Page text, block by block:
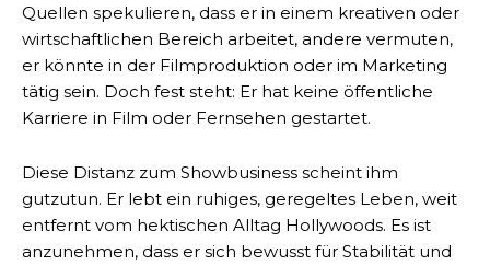
Quellen spekulieren, dass er in einem kreativen oder
wirtschaftlichen Bereich arbeitet, andere vermuten,
er könnte in der Filmproduktion oder im Marketing
tätig sein. Doch fest steht: Er hat keine öffentliche
Karriere in Film oder Fernsehen gestartet.
Diese Distanz zum Showbusiness scheint ihm
gutzutun. Er lebt ein ruhiges, geregeltes Leben, weit
entfernt vom hektischen Alltag Hollywoods. Es ist
anzunehmen, dass er sich bewusst für Stabilität und